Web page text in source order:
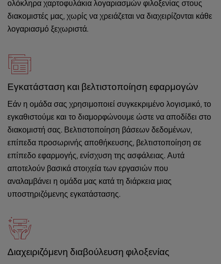
ολόκληρα χαρτοφυλάκια λογαριασμών φιλοξενίας στους
διακομιστές μας, χωρίς να χρειάζεται να διαχειρίζονται κάθε
λογαριασμό ξεχωριστά.
Εγκατάσταση και βελτιστοποίηση εφαρμογών
Εάν η ομάδα σας χρησιμοποιεί συγκεκριμένο λογισμικό, το
εγκαθιστούμε και το διαμορφώνουμε ώστε να αποδίδει στο
διακομιστή σας. Βελτιστοποίηση βάσεων δεδομένων,
επίπεδα προσωρινής αποθήκευσης, βελτιστοποίηση σε
επίπεδο εφαρμογής, ενίσχυση της ασφάλειας. Αυτά
αποτελούν βασικά στοιχεία των εργασιών που
αναλαμβάνει η ομάδα μας κατά τη διάρκεια μιας
υποστηριζόμενης εγκατάστασης.
Διαχειριζόμενη διαβούλευση φιλοξενίας